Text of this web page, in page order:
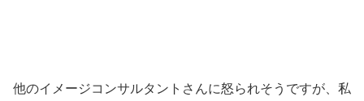
他のイメージコンサルタントさんに怒られそうですが、私